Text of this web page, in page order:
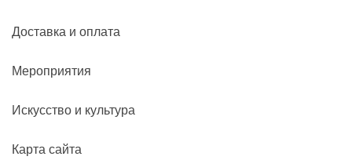
Доставка и оплата
Мероприятия
Искусство и культура
Карта сайта